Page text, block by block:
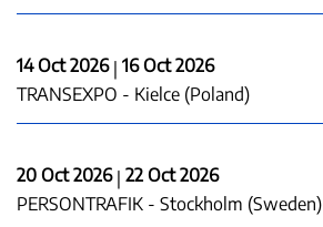
14 Oct 2026| 16 Oct 2026
TRANSEXPO - Kielce (Poland)
20 Oct 2026| 22 Oct 2026
PERSONTRAFIK - Stockholm (Sweden)